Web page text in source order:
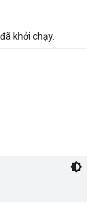
khởi chạy.